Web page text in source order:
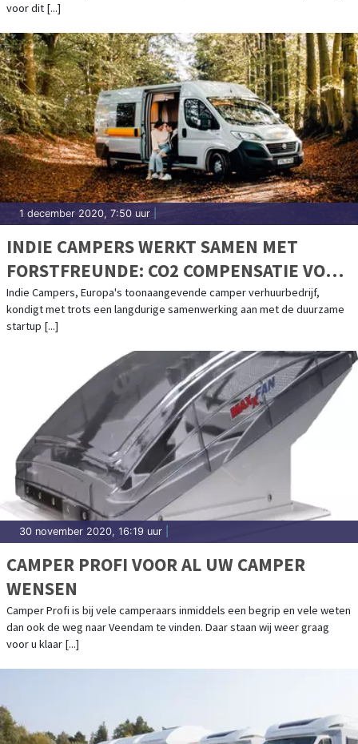
voor dit [...]
1 december 2020, 7:50 uur
INDIE CAMPERS WERKT SAMEN MET
FORSTFREUNDE: CO2 COMPENSATIE VOOR
JE ROADTRIP DOOR HET PLANTEN VAN
BOMEN
Indie Campers, Europa's toonaangevende camper verhuurbedrijf,
kondigt met trots een langdurige samenwerking aan met de duurzame
startup [...]
30 november 2020, 16:19 uur
CAMPER PROFI VOOR AL UW CAMPER
WENSEN
Camper Profi is bij vele camperaars inmiddels een begrip en vele weten
dan ook de weg naar Veendam te vinden. Daar staan wij weer graag
voor u klaar [...]